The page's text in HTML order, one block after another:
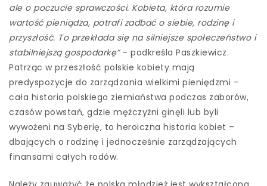
ale o poczucie sprawczości. Kobieta, która rozumie
wartość pieniądza, potrafi zadbać o siebie, rodzinę i
przyszłość. To przekłada się na silniejsze społeczeństwo i
stabilniejszą gospodarkę” – podkreśla Paszkiewicz.
Patrząc w przeszłość polskie kobiety mają
predyspozycje do zarządzania wielkimi pieniędzmi –
cała historia polskiego ziemiaństwa podczas zaborów,
czasów powstań, gdzie mężczyżni ginęli lub byli
wywożeni na Syberię, to heroiczna historia kobiet –
dbających o rodzinę i jednocześnie zarządzających
finansami całych rodów.